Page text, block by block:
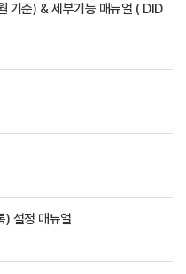
기준) & 세부기능 매뉴얼 ( DID
) 설정 매뉴얼